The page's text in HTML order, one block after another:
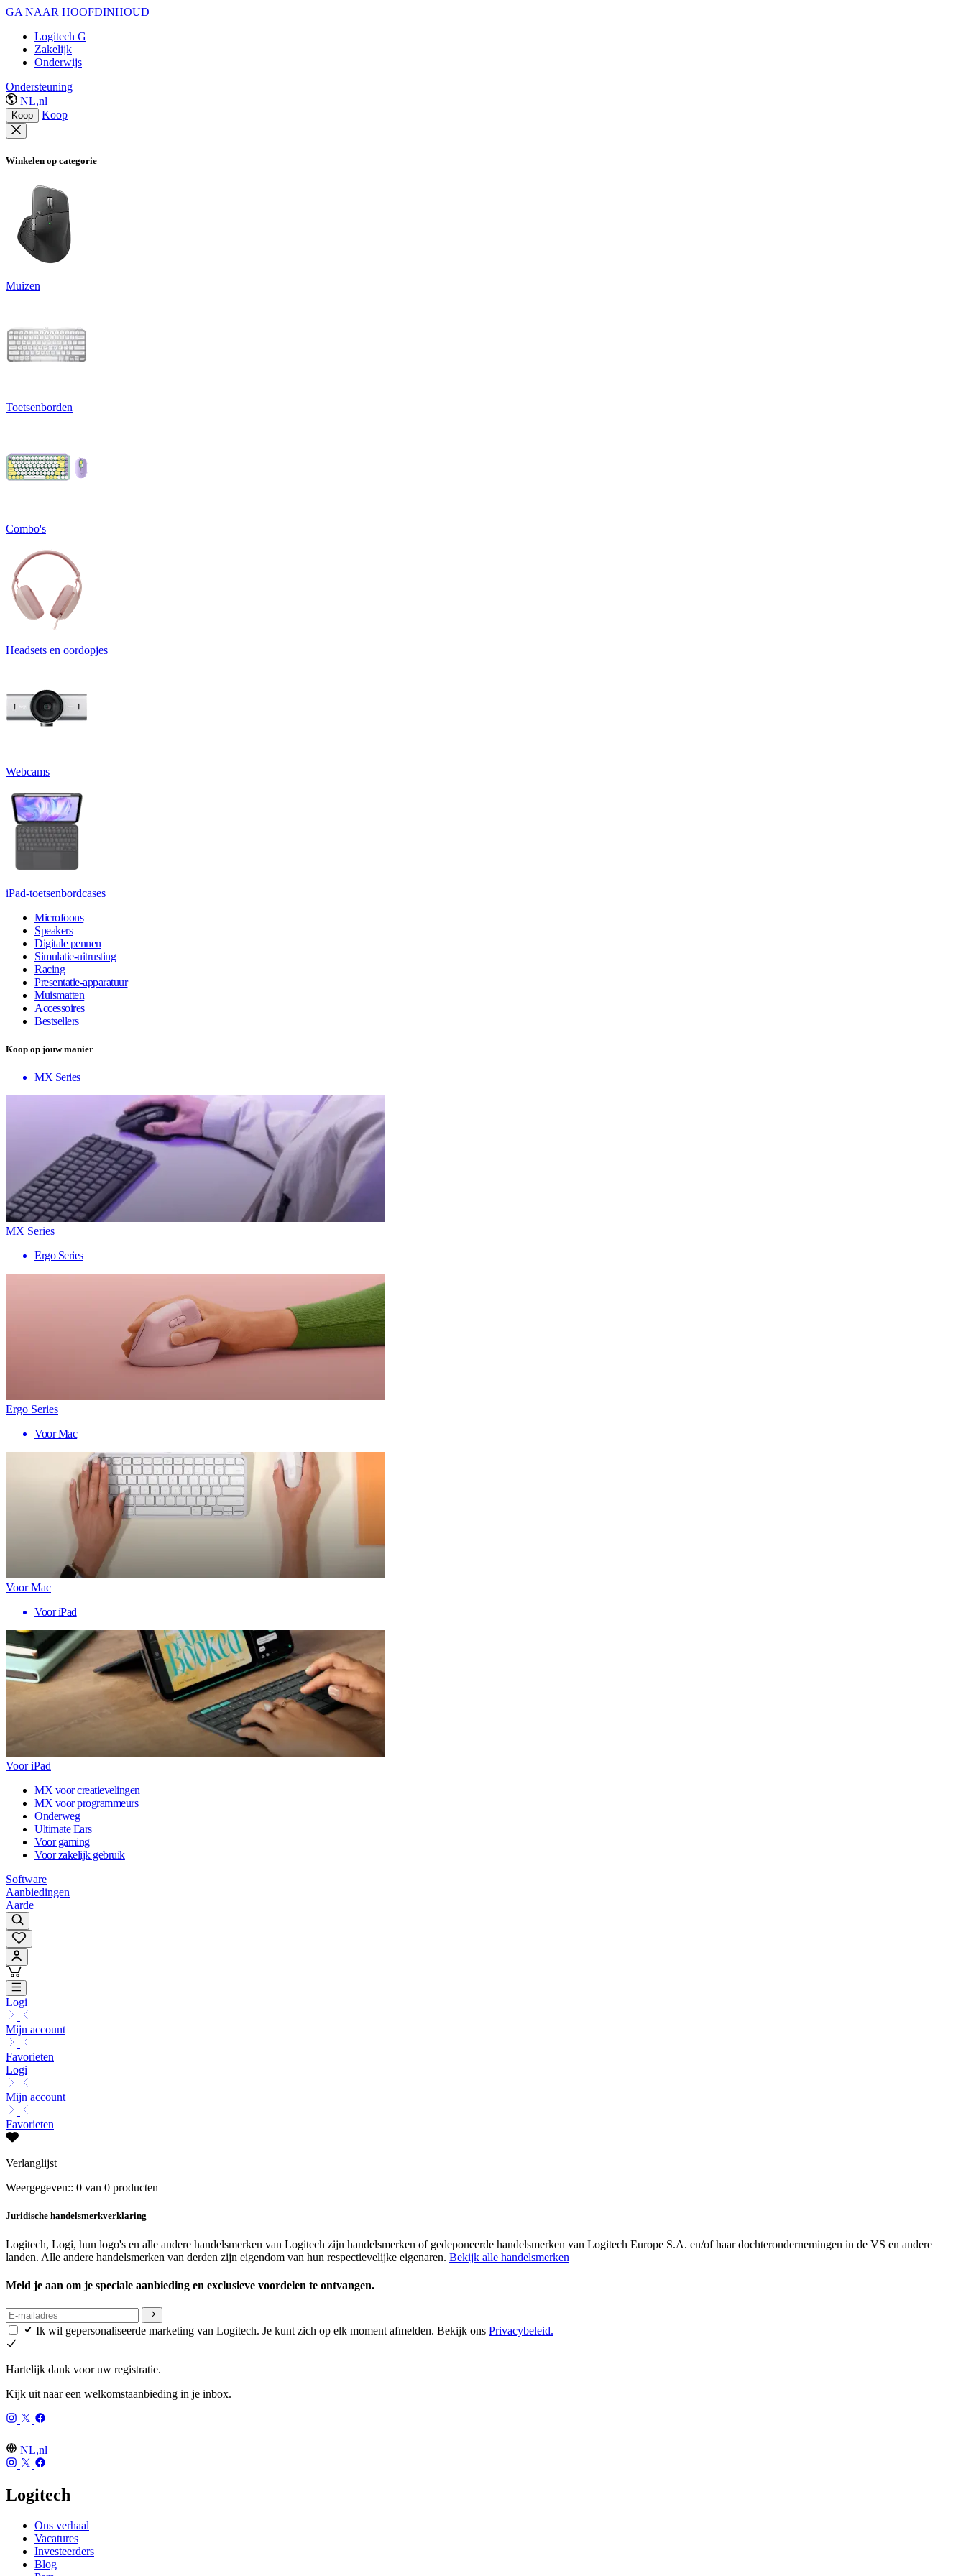
GA NAAR HOOFDINHOUD
Logitech G
Zakelijk
Onderwijs
Ondersteuning
NL,nl
Koop Koop
Winkelen op categorie
Muizen
Toetsenborden
Combo's
Headsets en oordopjes
Webcams
iPad-toetsenbordcases
Microfoons
Speakers
Digitale pennen
Simulatie-uitrusting
Racing
Presentatie-apparatuur
Muismatten
Accessoires
Bestsellers
Koop op jouw manier
MX Series
MX Series
Ergo Series
Ergo Series
Voor Mac
Voor Mac
Voor iPad
Voor iPad
MX voor creatievelingen
MX voor programmeurs
Onderweg
Ultimate Ears
Voor gaming
Voor zakelijk gebruik
Software
Aanbiedingen
Aarde
Logi
Mijn account
Favorieten
Logi
Mijn account
Favorieten
Verlanglijst
Weergegeven:: 0 van 0 producten
Juridische handelsmerkverklaring
Logitech, Logi, hun logo's en alle andere handelsmerken van Logitech zijn handelsmerken of gedeponeerde handelsmerken van Logitech Europe S.A. en/of haar dochterondernemingen in de VS en andere
landen. Alle andere handelsmerken van derden zijn eigendom van hun respectievelijke eigenaren. Bekijk alle handelsmerken
Meld je aan om je speciale aanbieding en exclusieve voordelen te ontvangen.
Ik wil gepersonaliseerde marketing van Logitech. Je kunt zich op elk moment afmelden. Bekijk ons Privacybeleid.
Hartelijk dank voor uw registratie.
Kijk uit naar een welkomstaanbieding in je inbox.
NL,nl
Logitech
Ons verhaal
Vacatures
Investeerders
Blog